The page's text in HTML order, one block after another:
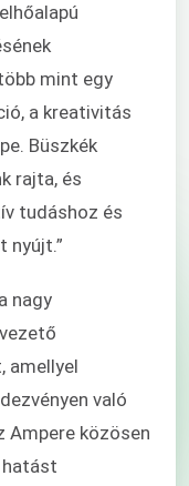
mint egy
a kreativitás
Büszkék
rajta, és
tudáshoz és
nyújt.”
nagy
amellyel
való
Ampere közösen
hatást